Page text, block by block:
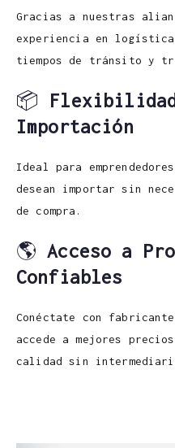
Gracias a nuestras
experiencia en
tiempos de tránsito y
📦
Importación
Ideal para
desean importar sin
de compra.
🌎Acceso a
Confiables
Conéctate con
accede a mejores
calidad sin